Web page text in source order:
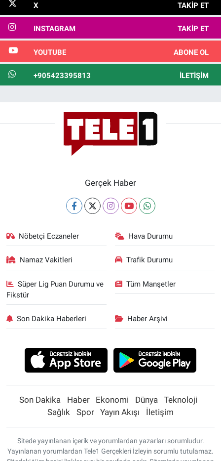
X TAKIP ET
INSTAGRAM TAKIP ET
YOUTUBE ABONE OL
+905423395813 İLETIŞIM
Gerçek Haber
Nöbetçi Eczaneler Hava Durumu
Namaz Vakitleri Trafik Durumu
Süper Lig Puan Durumu ve
Fikstür
Tüm Manşetler
Son Dakika Haberleri Haber Arşivi
Son Dakika Haber Ekonomi Dünya
Teknoloji
Sağlık
Spor Yayın Akışı İletişim
Sitede yayınlanan içerik ve yorumlardan yazarları sorumludur.
Yayınlanan yorumlardan Tele1 Gerçekleri İzleyin sorumlu tutulamaz.